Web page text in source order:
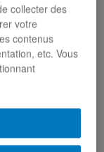
####
gentleman")
collecter des
votre
contenus
etc. Vous